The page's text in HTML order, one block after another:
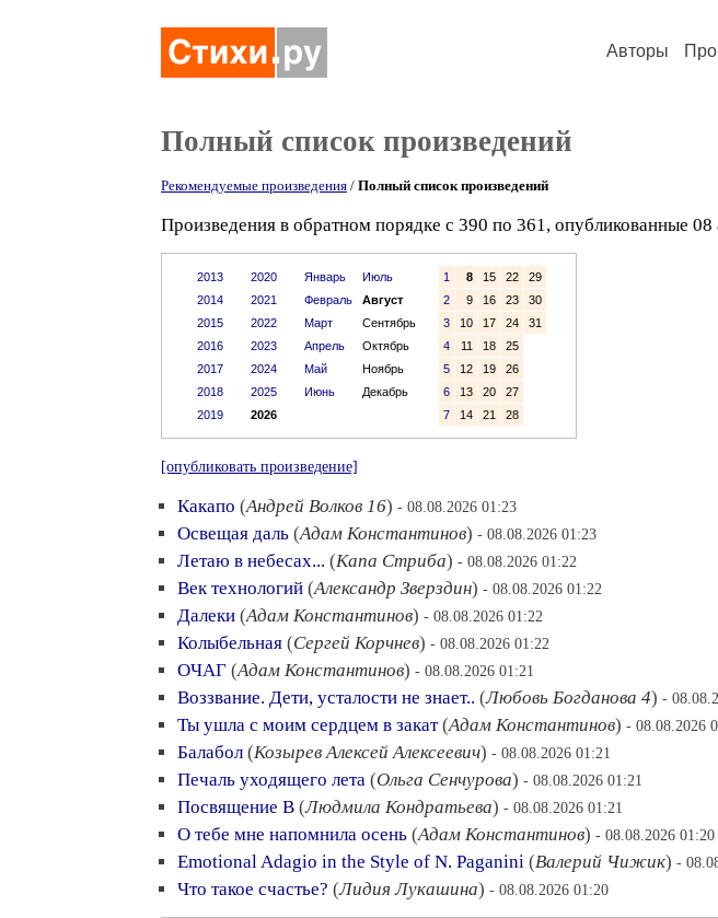
Авторы
Полный список произведений
Рекомендуемые произведения / Полный список произведений
Произведения в обратном порядке с 390 по 361, опубликованные 08
2013
2014
2015
2016
2017
2018
2019
2020
2021
2022
2023
2024
2025
2026
Январь
Июль
Февраль
Август
Март
Сентябрь
Апрель
Октябрь
Май
Ноябрь
Июнь
Декабрь
1 8 15 22
29
2
9 16 23
30
3
10 17 24
31
4
11 18
25
5
12 19
26
6
13 20
27
7
14 21 28
[опубликовать произведение]
Какапо (Андрей Волков 16) - 08.08.2026 01:23
Освещая даль (Адам Константинов) - 08.08.2026 01:23
Летаю в небесах... (Капа Стриба) - 08.08.2026 01:22
Век технологий (Александр Зверздин) - 08.08.2026 01:22
Далеки (Адам Константинов) - 08.08.2026 01:22
Колыбельная (Сергей Корчнев) - 08.08.2026 01:22
ОЧАГ (Адам Константинов) - 08.08.2026 01:21
Воззвание. Дети, усталости не знает.. (Любовь Богданова 4) -
Ты ушла с моим сердцем в закат(Адам Константинов) - 08.08.2026
Балабол (Козырев Алексей Алексеевич) - 08.08.2026 01:21
Печаль уходящего лета (Ольга Сенчурова) - 08.08.2026 01:21
Посвящение В (Людмила Кондратьева) - 08.08.2026 01:21
О тебе мне напомнила осень (Адам Константинов) - 08.08.2026 01:20
Emotional Adagio in the Style of N. Paganini (Валерий Чижик) -
Что такое счастье? (Лидия Лукашина) - 08.08.2026 01:20